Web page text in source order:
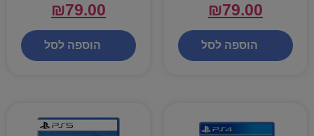
₪79.00
הוספה לסל
₪79.00
הוספה לסל